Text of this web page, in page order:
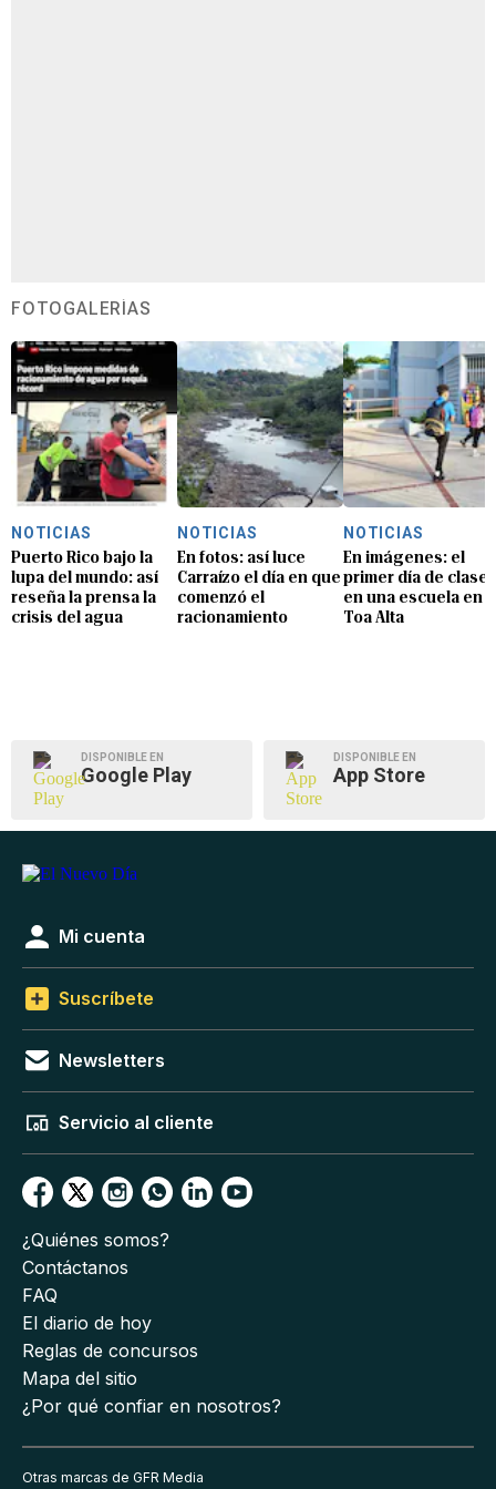
FOTOGALERÍAS
NOTICIAS
Puerto Rico bajo la
lupa del mundo: así
reseña la prensa la
crisis del agua
NOTICIAS
En fotos: así luce
Carraízo el día en que
comenzó el
racionamiento
NOTICIAS
En imágenes: el
primer día de clases
en una escuela en
Toa Alta
DISPONIBLE EN
Google Play
DISPONIBLE EN
App Store
Mi cuenta
Suscríbete
Newsletters
Servicio al cliente
¿Quiénes somos?
Contáctanos
FAQ
El diario de hoy
Reglas de concursos
Mapa del sitio
¿Por qué confiar en nosotros?
Otras marcas de GFR Media